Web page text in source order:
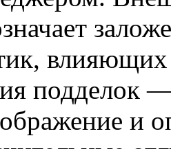
влияющих
подделок
и